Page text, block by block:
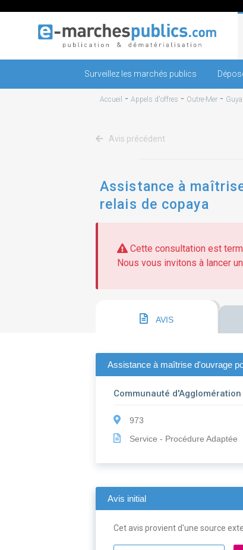
Surveillez les marchés publics
Accueil - Appels d'offres - Outre-Mer -
Avis précédent
Assistance à
relais de copaya
Cette consultation est
Nous vous invitons à lancer
AVIS
Assistance à maîtrise d'ouvrage
Communauté
973
Service - Procédure Adaptée
Avis initial
Cet avis provient d'une source